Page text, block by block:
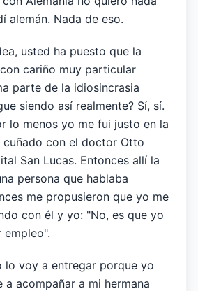
alemán. Nada de eso.
usted ha puesto que la
cariño muy particular
parte de la idiosincrasia
siendo así realmente? Sí, sí.
lo menos yo me fui justo en la
cuñado con el doctor Otto
San Lucas. Entonces allí la
persona que hablaba
me propusieron que yo me
con él y yo: "No, es que yo
empleo".
lo voy a entregar porque yo
a acompañar a mi hermana